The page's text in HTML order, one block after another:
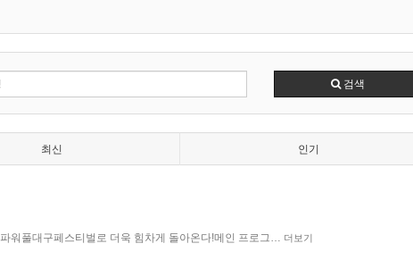
검색
최신 인기
워풀대구페스티벌로 더욱 힘차게 돌아온다!메인 프로그… 더보기